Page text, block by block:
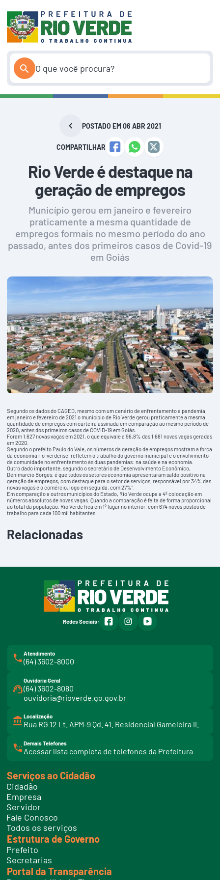
conteúdo
POSTADO EM 06 ABR 2021
COMPARTILHAR
Rio Verde é destaque na
geração de empregos
Município gerou em janeiro e fevereiro
praticamente a mesma quantidade de
empregos formais no mesmo período do ano
passado, antes dos primeiros casos de Covid-19
em Goiás
Segundo os dados do CAGED, mesmo com um cenário de enfrentamento à pandemia,
em janeiro e fevereiro de 2021 o município de Rio Verde gerou praticamente a mesma
quantidade de empregos com carteira assinada em comparação ao mesmo período de
2020, antes dos primeiros casos de COVID-19 em Goiás.
Foram 1.627 novas vagas em 2021, o que equivale a 96,8% das 1.681 novas vagas geradas
em 2020.
Segundo o prefeito Paulo do Vale, os números da geração de empregos mostram a força
da economia rio-verdense, refletem o trabalho do governo municipal e o envolvimento
da comunidade no enfrentamento às duas pandemias: na saúde e na economia.
Outro dado importante, segundo o secretário de Desenvolvimento Econômico,
Denimarcio Borges, é que todos os setores economia apresentaram saldo positivo na
geração de empregos, com destaque para o setor de serviços, responsável por 34% das
novas vagas e o comércio, logo em seguida, com 27%”.
Em comparação a outros municípios do Estado, Rio Verde ocupa a 4ª colocação em
números absolutos de novas vagas. Quando a comparação é feita de forma proporcional
ao total da população, Rio Verde fica em 1º lugar no interior, com 674 novos postos de
trabalho para cada 100 mil habitantes.
Relacionadas
Redes Sociais: facebookinstagramyoutube
Atendimento
(64) 3602-8000
Ouvidoria Geral
(64) 3602-8080
ouvidoria@rioverde.go.gov.br
Localização
Rua RG 12 Lt. APM-9 Qd. 41. Residencial Gameleira II.
Demais Telefones
Acessar lista completa de telefones da Prefeitura
i
t
e
l
f
o
e
s
Serviços ao Cidadão
Cidadão
Empresa
Servidor
Fale Conosco
Todos os serviços
Estrutura de Governo
Prefeito
Secretarias
Portal da Transparência